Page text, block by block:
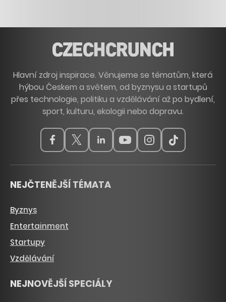
Hlavní zdroj inspirace. Věnujeme se tématům, která
hýbou Českem a světem, od byznysu a startupů
přes technologie, politiku a vzdělávání až po bydlení,
sport, kulturu, ekologii nebo dopravu.
NEJČTENĚJŠÍ TÉMATA
Byznys
Entertainment
Startupy
Vzdělávání
NEJNOVĚJŠÍ SPECIÁLY